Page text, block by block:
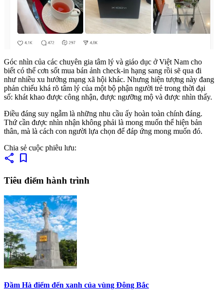
Góc nhìn của các chuyên gia tâm lý và giáo dục ở Việt Nam cho
biết có thể cơn sốt mua bán ảnh check-in hạng sang rồi sẽ qua đi
như nhiều xu hướng mạng xã hội khác. Nhưng hiện tượng này đang
phản chiếu khá rõ tâm lý của một bộ phận người trẻ trong thời đại
số: khát khao được công nhận, được ngưỡng mộ và được nhìn thấy.
Điều đáng suy ngẫm là những nhu cầu ấy hoàn toàn chính đáng.
Thứ cần được nhìn nhận không phải là mong muốn thể hiện bản
thân, mà là cách con người lựa chọn để đáp ứng mong muốn đó.
Chia sẻ cuộc phiêu lưu:
share bookmark
Tiêu điểm hành trình
Đầm Hà điểm đến xanh của vùng Đông Bắc